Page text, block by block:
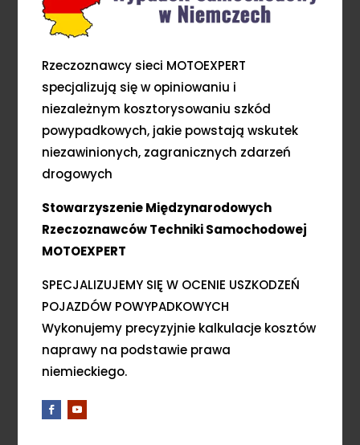
Rzeczoznawcy sieci MOTOEXPERT
specjalizują się w opiniowaniu i
niezależnym kosztorysowaniu szkód
powypadkowych, jakie powstają wskutek
niezawinionych, zagranicznych zdarzeń
drogowych
Stowarzyszenie Międzynarodowych
Rzeczoznawców Techniki Samochodowej
MOTOEXPERT
SPECJALIZUJEMY SIĘ W OCENIE USZKODZEŃ
POJAZDÓW POWYPADKOWYCH
Wykonujemy precyzyjnie kalkulacje kosztów
naprawy na podstawie prawa
niemieckiego.